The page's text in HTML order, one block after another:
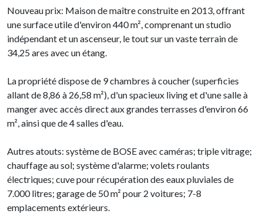
Nouveau prix: Maison de maître construite en 2013, offrant
une surface utile d'environ 440 m², comprenant un studio
indépendant et un ascenseur, le tout sur un vaste terrain de
34,25 ares avec un étang.
La propriété dispose de 9 chambres à coucher (superficies
allant de 8,86 à 26,58 m²), d'un spacieux living et d'une salle à
manger avec accès direct aux grandes terrasses d'environ 66
m², ainsi que de 4 salles d'eau.
Autres atouts: système de BOSE avec caméras; triple vitrage;
chauffage au sol; système d'alarme; volets roulants
électriques; cuve pour récupération des eaux pluviales de
7.000 litres; garage de 50 m² pour 2 voitures; 7-8
emplacements extérieurs.